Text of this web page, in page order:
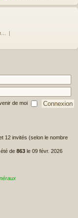
de moi
12 invités (selon le nombre
de 863 le 09 févr. 2026